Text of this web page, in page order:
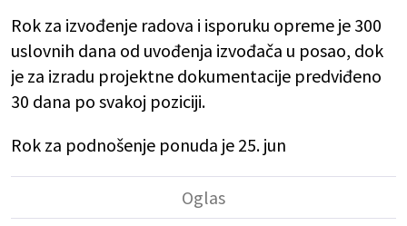
Rok za izvođenje radova i isporuku opreme je 300
uslovnih dana od uvođenja izvođača u posao, dok
je za izradu projektne dokumentacije predviđeno
30 dana po svakoj poziciji.
Rok za podnošenje ponuda je 25. jun